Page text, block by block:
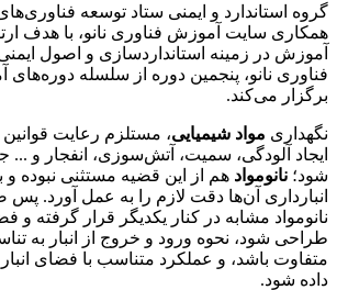
گروه استاندارد و ایمنی ستاد توسعه فناوری‌های
همکاری سایت آموزش فناوری نانو، با هدف
آموزش در زمینه استانداردسازی و اصول
فناوری نانو، پنجمین دوره از سلسله دوره‌های
برگزار می‌کند.
نگهداری مواد شیمیایی، مستلزم رعایت
ایجاد آلودگی، سمیت، آتش‌سوزی، انفجار و ...
شود؛ نانومواد هم از این قضیه مستثنی نبوده و
انبارداری آن‌ها دقت لازم را به عمل آورد.
نانومواد مشابه در کنار یکدیگر قرار گرفته
طراحی شود، نحوه ورود و خروج از انبار به
متفاوت باشد، و عملکرد متناسب با فضای
داده شود.